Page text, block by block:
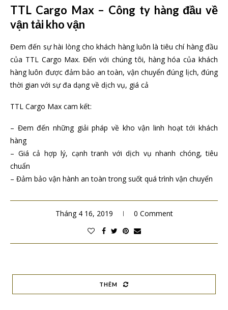
TTL Cargo Max – Công ty hàng đầu về
vận tải kho vận
Đem đến sự hài lòng cho khách hàng luôn là tiêu chí hàng đầu
của TTL Cargo Max. Đến với chúng tôi, hàng hóa của khách
hàng luôn được đảm bảo an toàn, vận chuyển đúng lịch, đúng
thời gian với sự đa dạng về dịch vụ, giá cả
TTL Cargo Max cam kết:
– Đem đến những giải pháp về kho vận linh hoạt tới khách
hàng
– Giá cả hợp lý, cạnh tranh với dịch vụ nhanh chóng, tiêu
chuẩn
– Đảm bảo vận hành an toàn trong suốt quá trình vận chuyển
Tháng 4 16, 2019 0 Comment
THÊM